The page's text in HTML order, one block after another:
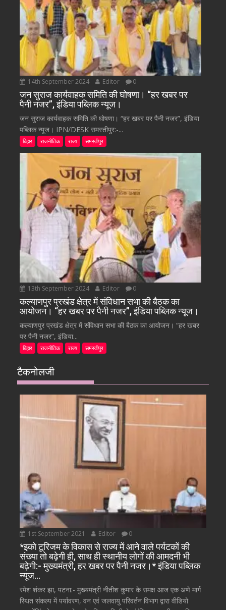
14th September 2024 Editor 0
जन सुराज कार्यवाहक समिति की घोषणा। “हर खबर पर
पैनी नजर”, इंडिया पब्लिक न्यूज।
जन सुराज कार्यवाहक समिति की घोषणा। “हर खबर पर पैनी नजर”, इंडिया
पब्लिक न्यूज। IPN/DESK समस्तीपुर:-...
बिहार राजनीतिक राज्य समस्तीपुर
13th September 2024 Editor 0
कल्याणपुर प्रखंड क्षेत्र में संविधान सभा की बैठक का
आयोजन। “हर खबर पर पैनी नजर”, इंडिया पब्लिक न्यूज।
कल्याणपुर प्रखंड क्षेत्र में संविधान सभा की बैठक का आयोजन। “हर खबर
पर पैनी नजर”, इंडिया...
बिहार राजनीतिक राज्य समस्तीपुर
टैकनोलजी
1st September 2021 Editor 0
*इको टूरिजम के विकास से राज्य में आने वाले पर्यटकों की
संख्या तो बढ़ेगी ही, साथ ही स्थानीय लोगों की आमदनी भी
बढ़ेगी:- मुख्यमंत्री, हर खबर पर पैनी नजर।* इंडिया पब्लिक
न्यूज…
रमेश शंकर झा, पटना:- मुख्यमंत्री नीतीश कुमार के समक्ष आज एक अणे मार्ग
स्थित संकल्प में पर्यावरण, वन एवं जलवायु परिवर्तन विभाग द्वारा वीडियो